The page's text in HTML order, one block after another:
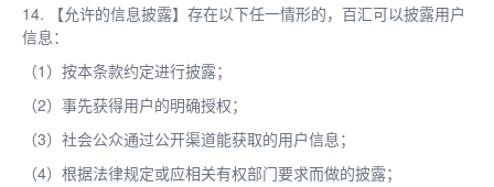
14. 【允许的信息披露】存在以下任一情形的，百汇可以披露用户
信息：
（1）按本条款约定进行披露；
（2）事先获得用户的明确授权；
（3）社会公众通过公开渠道能获取的用户信息；
（4）根据法律规定或应相关有权部门要求而做的披露；